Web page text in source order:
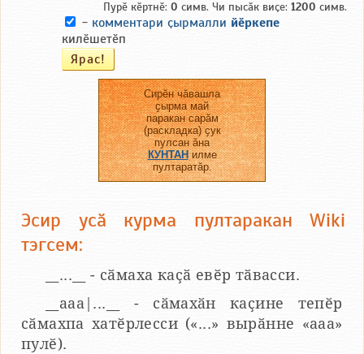
Пурӗ кӗртнӗ: 0 симв. Чи пысӑк виҫе: 1200 симв.
- комментари ҫырмалли йӗркепе
килӗшетӗп
Сирӗн чӑвашла
ҫырма май
паракан сарӑм
(раскладка) ҫук
пулсан ӑна
КУНТАНилме
пултаратӑр.
Эсир усӑ курма пултаракан Wiki
тэгсем:
__...__ - сӑмаха каҫӑ евӗр тӑвасси.
__aaa|...__ - сӑмахӑн каҫине тепӗр
сӑмахпа хатӗрлесси («...» вырӑнне «ааа»
пулӗ).